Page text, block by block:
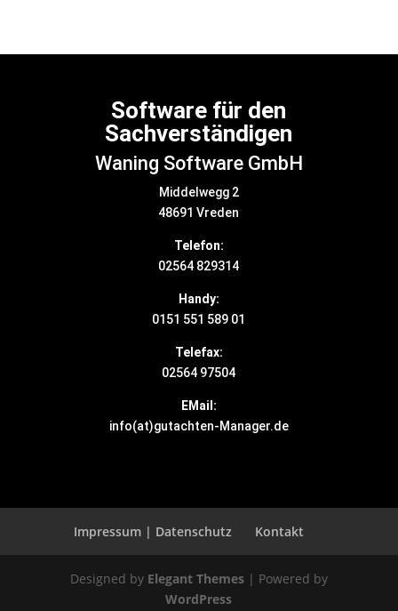
Software für den
Sachverständigen
Waning Software GmbH
Middelwegg 2
48691 Vreden
Telefon:
02564 829314
Handy:
0151 551 589 01
Telefax:
02564 97504
EMail:
info(at)gutachten-Manager.de
Impressum | Datenschutz Kontakt
Designed by Elegant Themes| Powered by
WordPress